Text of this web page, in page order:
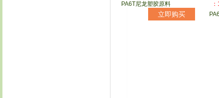
PA6T尼龙塑胶原料
立即购买